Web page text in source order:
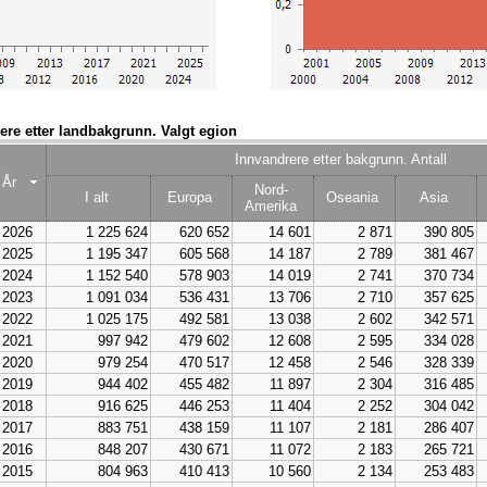
etter landbakgrunn. Valgt egion
År
Innvandrere etter bakgrunn. Antall
I alt Europa
Nord-
Amerika
Oseania Asia
2026 1 225 624 620 652 14 601 2 871
390 805
2025
1 195 347 605 568 14 187 2 789
381 467
2024
1 152 540 578 903 14 019 2 741
370 734
2023
1 091 034 536 431 13 706 2 710
357 625
2022
1 025 175 492 581 13 038 2 602
342 571
2021
997 942 479 602 12 608 2 595
334 028
2020
979 254 470 517 12 458 2 546
328 339
2019
944 402 455 482 11 897 2 304
316 485
2018
916 625 446 253 11 404 2 252
304 042
2017
883 751 438 159 11 107 2 181
286 407
2016
848 207 430 671 11 072 2 183
265 721
2015
804 963 410 413 10 560 2 134
253 483